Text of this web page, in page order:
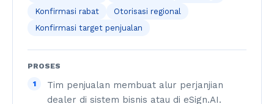
Konfirmasi rabat
Otorisasi regional
Konfirmasi target penjualan
PROSES
1
Tim penjualan membuat alur perjanjian
dealer di sistem bisnis atau di eSign.AI.